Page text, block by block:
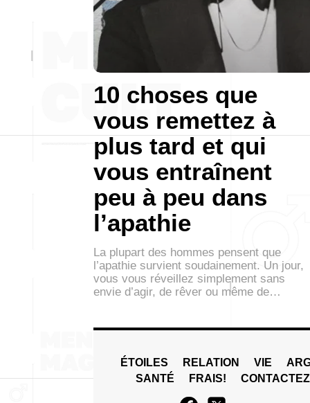
10 choses que
vous remettez à
plus tard et qui
vous entraînent
peu à peu dans
l’apathie
La plupart des hommes pensent que
l’apathie survient soudainement. Un jour,
vous vous réveillez simplement sans
envie d’agir, de rêver ou même de…
ÉTOILES RELATION VIE
SANTÉ
FRAIS!